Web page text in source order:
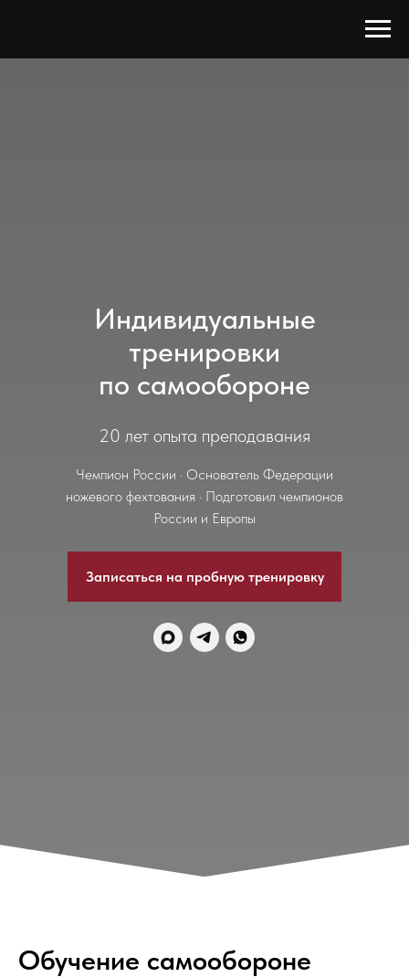
Индивидуальные
тренировки
по самообороне
Чемпион России · Основатель Федерации
ножевого фехтования · Подготовил чемпионов
России и Европы
20 лет опыта преподавания
Записаться на пробную тренировку
Обучение самообороне